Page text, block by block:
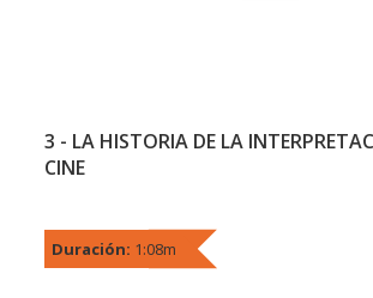
3 - LA HISTORIA DE LA
CINE
Duración: 1:08m